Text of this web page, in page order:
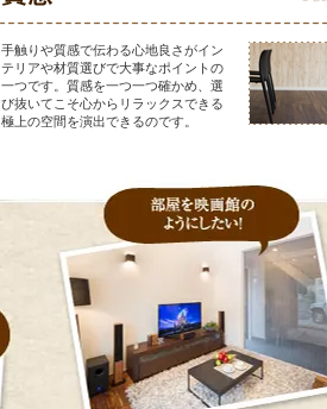
手触りや質感で伝わる心地良さがイン
テリアや材質選びで大事なポイントの
一つです。質感を一つ一つ確かめ、選
び抜いてこそ心からリラックスできる
極上の空間を演出できるのです。